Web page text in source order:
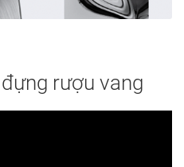
rượu vang